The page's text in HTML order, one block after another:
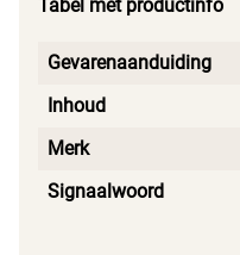
Tabel met productinfo
Gevarenaanduiding
Inhoud
Merk
Signaalwoord